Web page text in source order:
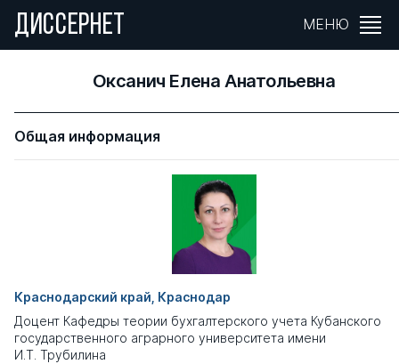
ДИССЕРНЕТ МЕНЮ
Оксанич Елена Анатольевна
Общая информация
Краснодарский край, Краснодар
Доцент Кафедры теории бухгалтерского учета Кубанского
государственного аграрного университета имени
И.Т. Трубилина